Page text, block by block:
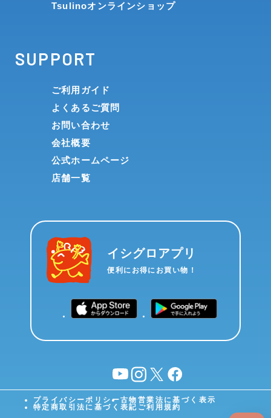
Tsulinoオンラインショップ
SUPPORT
ご利用ガイド
よくあるご質問
お問い合わせ
会社概要
公式ホームページ
店舗一覧
イシグロアプリ
便利にお得にお買い物！
YouTubeinstagram
X facebook
プライバシーポリシー古物営業法に基づく表示
特定商取引法に基づく表記 ご利用規約